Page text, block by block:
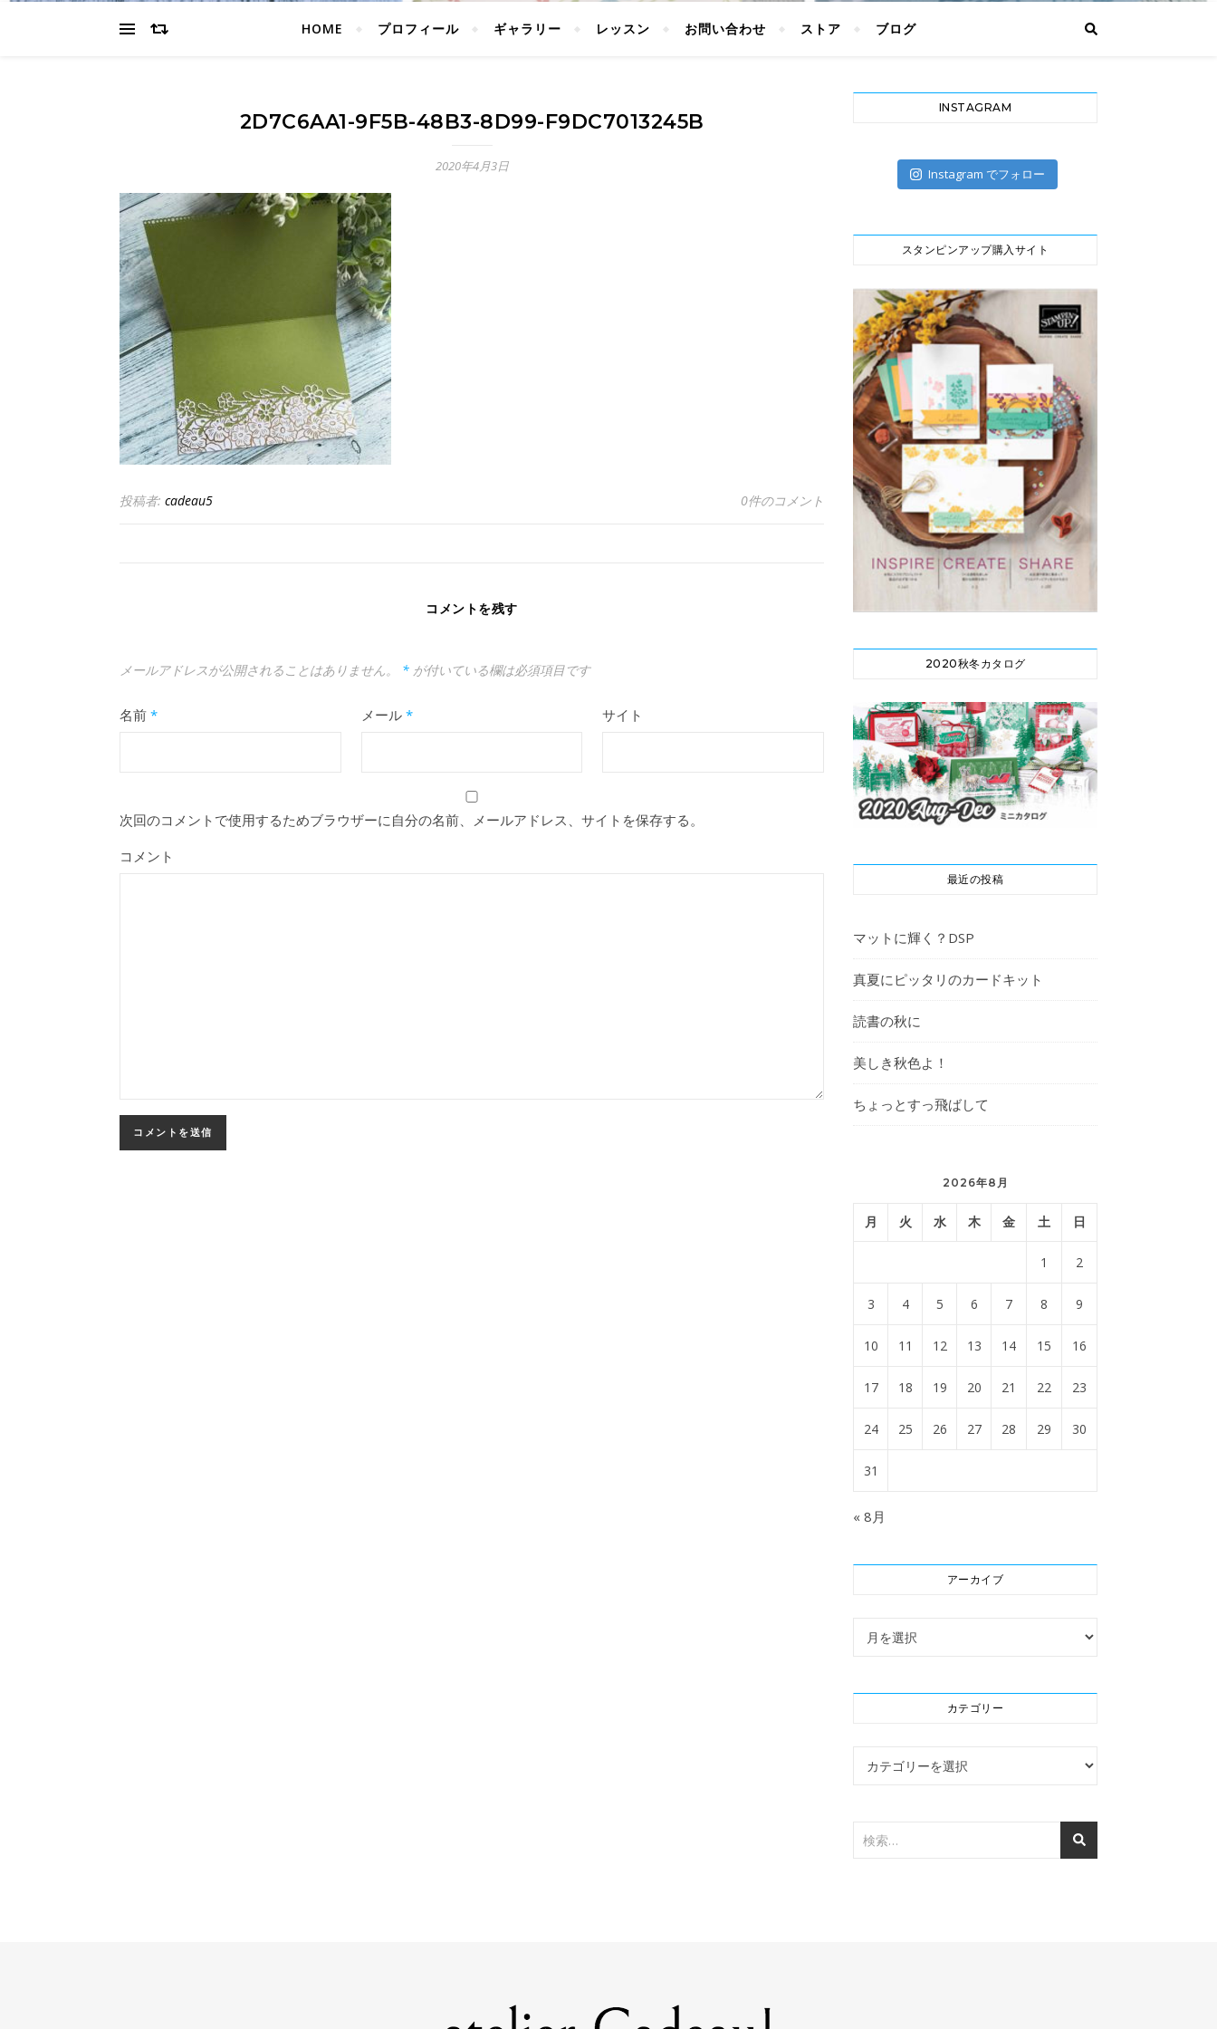
HOME プロフィール ギャラリー レッスン お問い合わせ ストア ブログ
2D7C6AA1-9F5B-48B3-8D99-F9DC7013245B
2020年4月3日
投稿者: cadeau5 0件のコメント
コメントを残す
メールアドレスが公開されることはありません。 * が付いている欄は必須項目です
名前 * メール * サイト
次回のコメントで使用するためブラウザーに自分の名前、メールアドレス、サイトを保存する。
コメント
INSTAGRAM
Instagram でフォロー
スタンピンアップ購入サイト
2020秋冬カタログ
最近の投稿
マットに輝く？DSP
真夏にピッタリのカードキット
読書の秋に
美しき秋色よ！
ちょっとすっ飛ばして
2026年8月
月 火 水 木 金 土 日
1 2
3 4 5 6 7 8 9
10 11 12 13 14 15 16
17 18 19 20 21 22 23
24 25 26 27 28 29 30
31
« 8月
アーカイブ
アーカイブ
カテゴリー